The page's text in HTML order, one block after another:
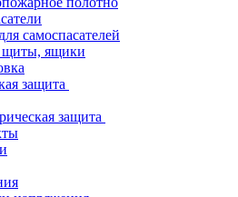
самоспасателей
ящики
защита
защита